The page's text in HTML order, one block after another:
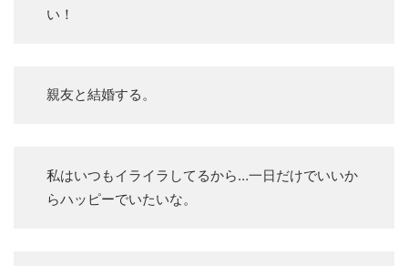
い！
親友と結婚する。
私はいつもイライラしてるから…一日だけでいいか
らハッピーでいたいな。